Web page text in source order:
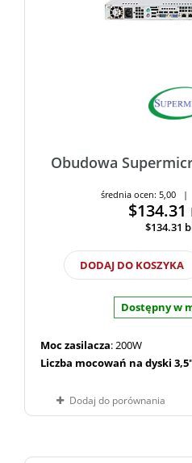
Obudowa
średnia ocen: 5,00 |
$134.31
$134.31
DODAJ DO KOSZYKA
Dostępny w
Moc zasilacza: 200W
Liczba mocowań na dyski
Dodaj do porównania